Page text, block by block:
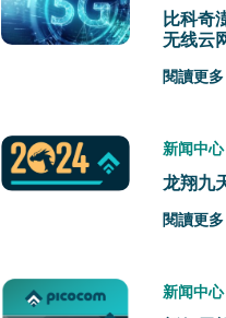
比科奇
无线云
閱讀更多
新闻中心
龙翔九
閱讀更多
新闻中心